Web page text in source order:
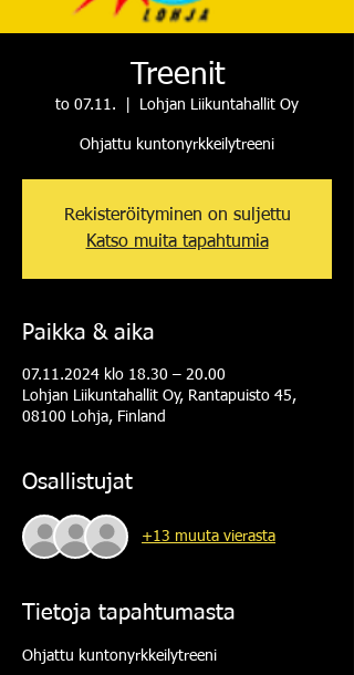
Treenit
to 07.11. Lohjan Liikuntahallit Oy
Ohjattu kuntonyrkkeilytreeni
Rekisteröityminen on suljettu
Katso muita tapahtumia
Paikka & aika
07.11.2024 klo 18.30 – 20.00
Lohjan Liikuntahallit Oy, Rantapuisto 45,
08100 Lohja, Finland
Osallistujat
+13 muuta vierasta
Tietoja tapahtumasta
Ohjattu kuntonyrkkeilytreeni